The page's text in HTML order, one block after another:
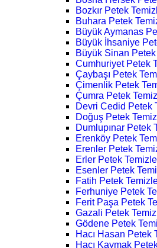
Bozkır Petek
Buhara Petek
Büyük Aymanas
Büyük İhsaniye
Büyük Sinan
Cumhuriyet Petek
Çaybaşı Petek
Çimenlik Petek
Çumra Petek
Devri Cedid Petek
Doğuş Petek
Dumlupınar Petek
Erenköy Petek
Erenler Petek
Erler Petek
Esenler Petek
Fatih Petek
Ferhuniye Petek
Ferit Paşa Petek
Gazali Petek
Gödene Petek
Hacı Hasan Petek
Hacı Kaymak